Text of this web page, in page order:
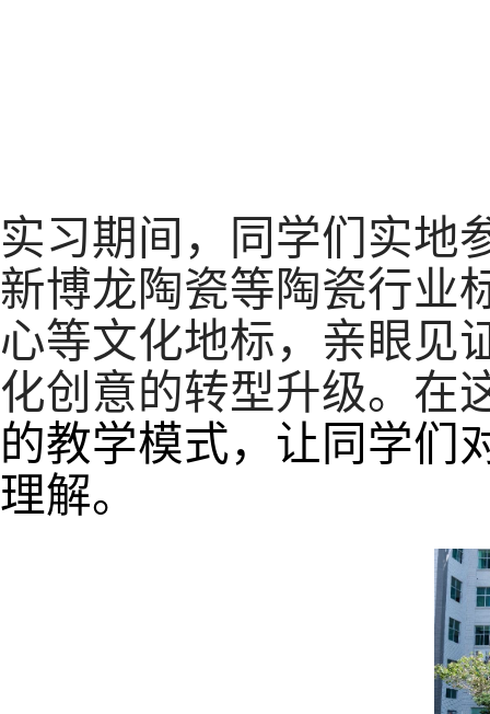
实习期间，同学们实地
新博龙陶瓷等陶瓷行业
心等文化地标，亲眼见
化创意的转型升级。在
的教学模式，让同学们
理解。